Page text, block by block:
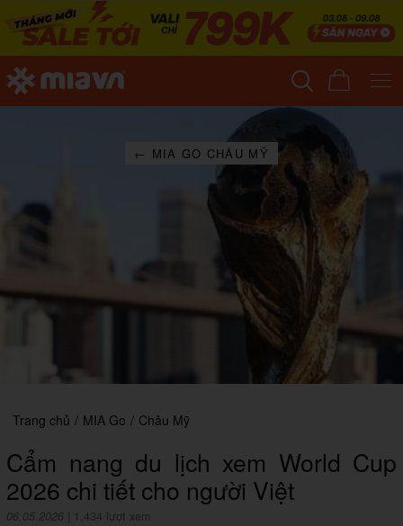
← MIA GO CHÂU MỸ
Trang chủ / MIA Go / Châu Mỹ
Cẩm nang du lịch xem World Cup
2026 chi tiết cho người Việt
06.05.2026 1,434 lượt xem